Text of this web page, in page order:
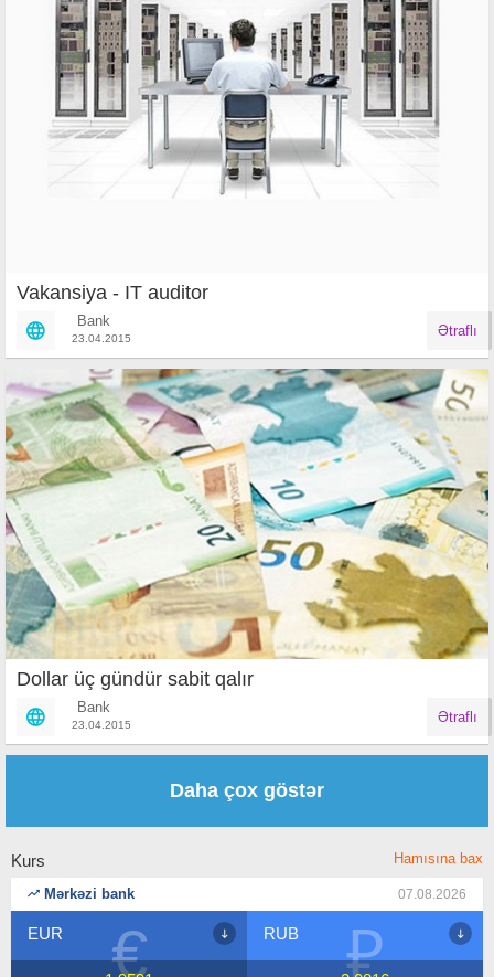
Vakansiya - IT auditor
Bank
23.04.2015 Ətraflı
Dollar üç gündür sabit qalır
Bank
23.04.2015 Ətraflı
Daha çox göstər
Kurs Hamısına bax
Mərkəzi bank 07.08.2026
€
EUR ₽
RUB